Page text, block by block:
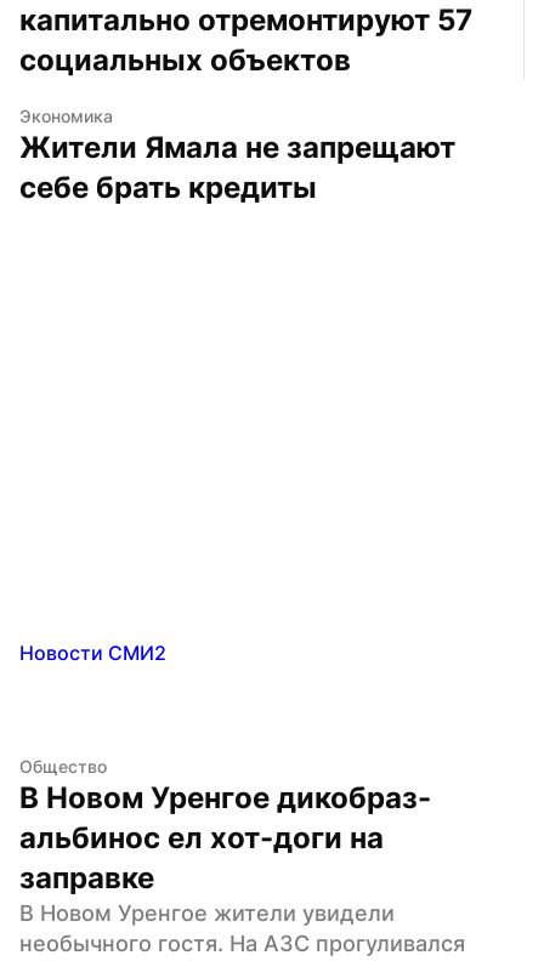
капитально отремонтируют 57
социальных объектов
Экономика
Жители Ямала не запрещают
себе брать кредиты
Новости СМИ2
Общество
В Новом Уренгое дикобраз-
альбинос ел хот-доги на
заправке
В Новом Уренгое жители увидели
необычного гостя. На АЗС прогуливался